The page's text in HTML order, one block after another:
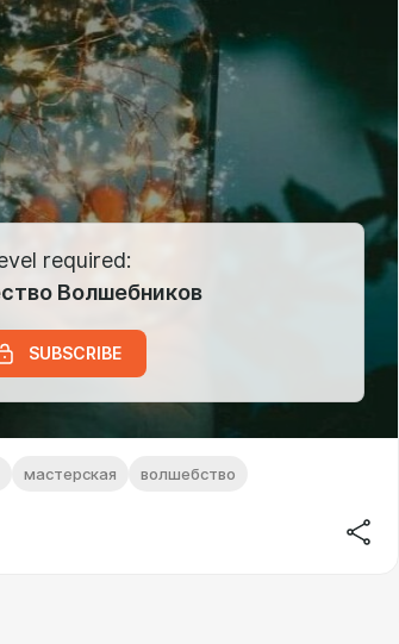
required:
Волшебников
SUBSCRIBE
мастерская волшебство